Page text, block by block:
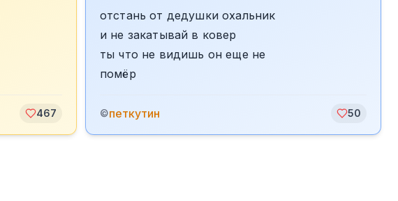
467
отстань от дедушки охальник
и не закатывай в ковер
ты что не видишь он еще не
помёр
©петкутин 50